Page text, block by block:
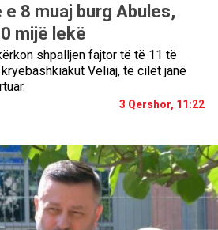
8 muaj burg Abules,
mijë lekë
shpalljen fajtor të të 11 të
Veliaj, të cilët janë
3 Qershor, 11:22